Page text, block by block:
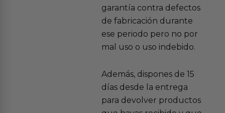
garantía contra defectos
de fabricación durante
ese periodo pero no por
mal uso o uso indebido.
Además, dispones de 15
días desde la entrega
para devolver productos